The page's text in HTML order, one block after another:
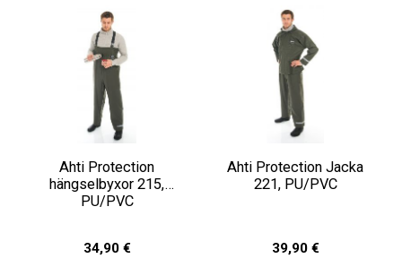
Ahti Protection
hängselbyxor 215,
PU/PVC
34,90 €
Ahti Protection Jacka
221, PU/PVC
39,90 €